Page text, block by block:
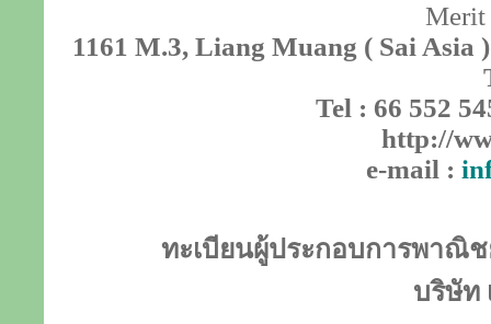
Merit
1161 M.3, Liang Muang ( Sai Asia
Tel : 66 552
http://
e-mail :
ทะเบียนผู้ประกอบการพาณิช
บริษัท